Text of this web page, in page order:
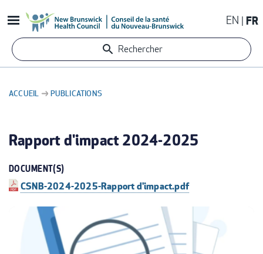
au
contenu
principal
EN FR
Rechercher
D'ARIANE
ACCUEIL PUBLICATIONS
Rapport d'impact 2024-2025
DOCUMENT(S)
CSNB-2024-2025-Rapport d'impact.pdf